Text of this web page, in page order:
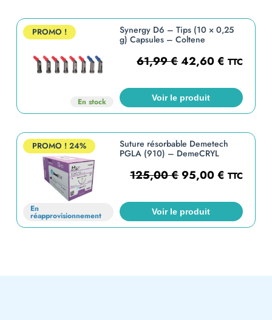
PROMO !
En stock
Synergy D6 – Tips (10 × 0,25
g) Capsules – Coltene
61,99€42,60€ TTC
Voir le produit
PROMO ! 24%
En
réapprovisionnement
Suture résorbable Demetech
PGLA (910) – DemeCRYL
125,00€ 95,00€ TTC
Voir le produit